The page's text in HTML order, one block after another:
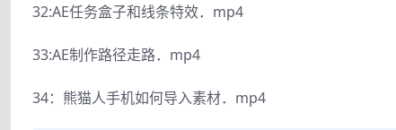
32:AE任务盒子和线条特效．mp4
33:AE制作路径走路．mp4
34：熊猫人手机如何导入素材．mp4